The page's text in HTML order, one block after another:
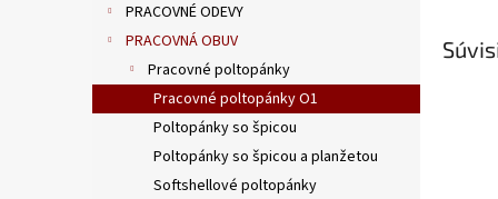
PRACOVNÉ ODEVY
PRACOVNÁ OBUV
Pracovné poltopánky
Pracovné poltopánky O1
Poltopánky so špicou
Poltopánky so špicou a planžetou
Softshellové poltopánky